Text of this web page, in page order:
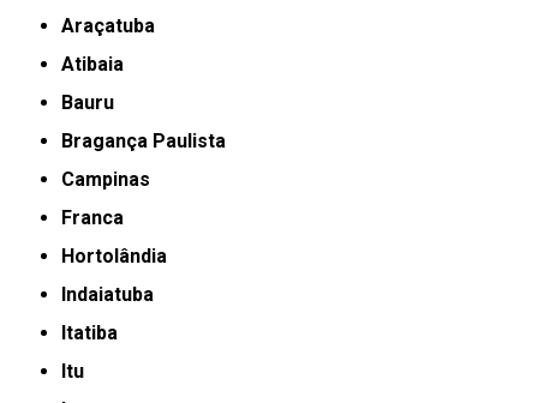
Araçatuba
Atibaia
Bauru
Bragança Paulista
Campinas
Franca
Hortolândia
Indaiatuba
Itatiba
Itu